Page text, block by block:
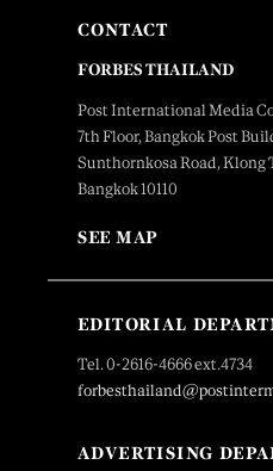
CONTACT
FORBES THAILAND
Post International Media
7th Floor, Bangkok Post
Sunthornkosa Road, Klong
Bangkok 10110
SEE MAP
EDITORIAL
Tel. 0-2616-4666 ext.4734
ADVERTISING